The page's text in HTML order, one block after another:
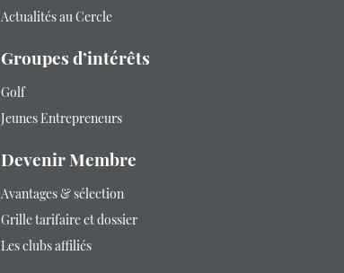
Actualités au Cercle
Groupes d’intérêts
Golf
Jeunes Entrepreneurs
Devenir Membre
Avantages & sélection
Grille tarifaire et dossier
Les clubs affiliés